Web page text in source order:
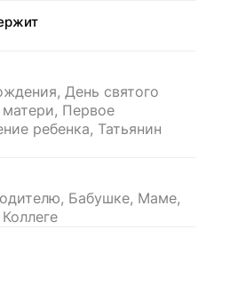
День святого
матери, Первое
ребенка, Татьянин
Бабушке, Маме,